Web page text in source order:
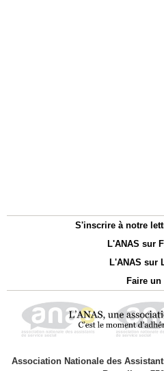
S'inscrire à notre
L'ANAS sur
L'ANAS sur
Faire un
Association Nationale des